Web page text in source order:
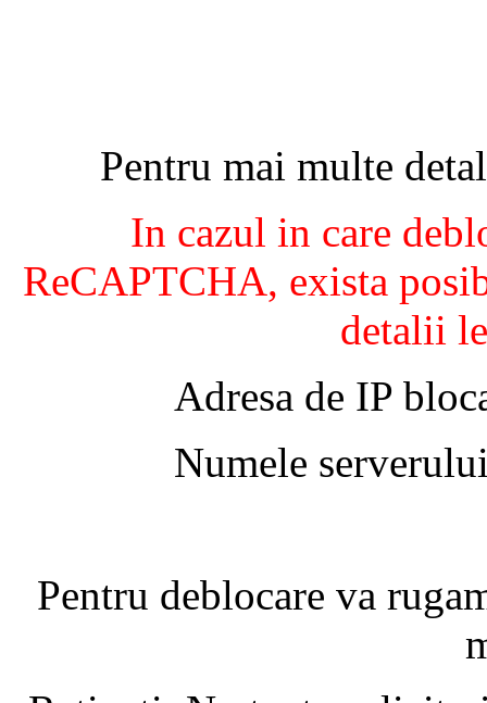
Pentru mai multe
In cazul in care
ReCAPTCHA, exista
detalii
Adresa de IP
Numele
Pentru deblocare va